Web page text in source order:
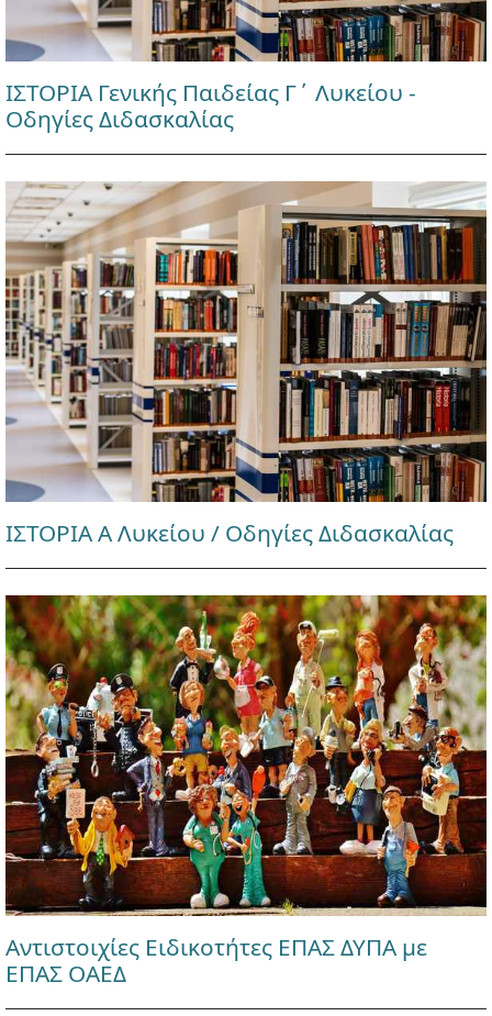
ΙΣΤΟΡΙΑ Γενικής Παιδείας Γ΄ Λυκείου -
Οδηγίες Διδασκαλίας
ΙΣΤΟΡΙΑ Α Λυκείου / Οδηγίες Διδασκαλίας
Αντιστοιχίες Ειδικοτήτες ΕΠΑΣ ΔΥΠΑ με
ΕΠΑΣ ΟΑΕΔ